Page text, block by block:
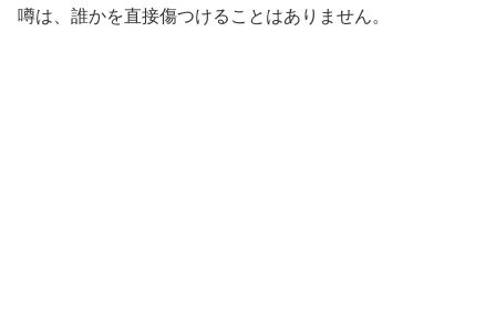
噂は、誰かを直接傷つけることはありません。